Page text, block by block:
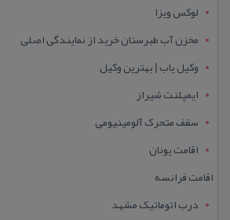
لوکس ویزا
مخزن آب طبرستان خرید از نمایندگی اصلی
وکیل یاب | بهترین وکیل
ایمپلنت شیراز
سقف متحرک آلومینیومی
اقامت یونان
اقامت فرانسه
درب اتوماتیک مشهد